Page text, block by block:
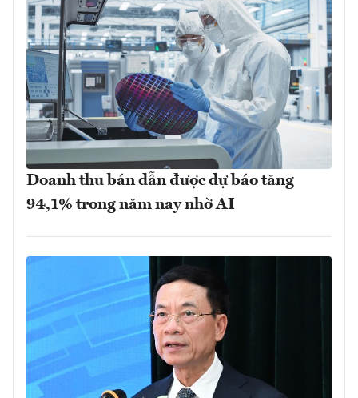
Doanh thu bán dẫn được dự báo tăng
94,1% trong năm nay nhờ AI